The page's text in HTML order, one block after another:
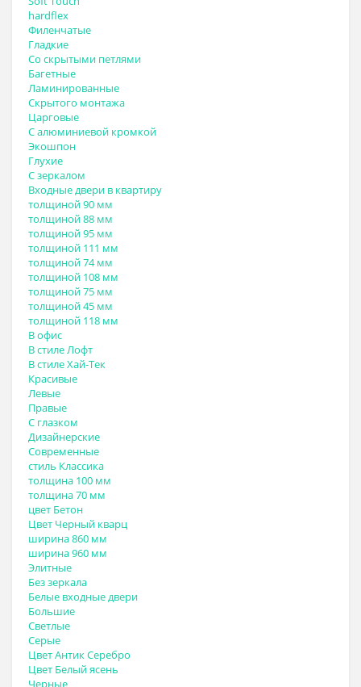
hardflex
Филенчатые
Гладкие
Со скрытыми петлями
Багетные
Ламинированные
Скрытого монтажа
Царговые
С алюминиевой кромкой
Экошпон
Глухие
С зеркалом
Входные двери в квартиру
толщиной 90 мм
толщиной 88 мм
толщиной 95 мм
толщиной 111 мм
толщиной 74 мм
толщиной 108 мм
толщиной 75 мм
толщиной 45 мм
толщиной 118 мм
В офис
В стиле Лофт
В стиле Хай-Тек
Красивые
Левые
Правые
С глазком
Дизайнерские
Современные
стиль Классика
толщина 100 мм
толщина 70 мм
цвет Бетон
Цвет Черный кварц
ширина 860 мм
ширина 960 мм
Элитные
Без зеркала
Белые входные двери
Большие
Светлые
Серые
Цвет Антик Серебро
Цвет Белый ясень
Черные